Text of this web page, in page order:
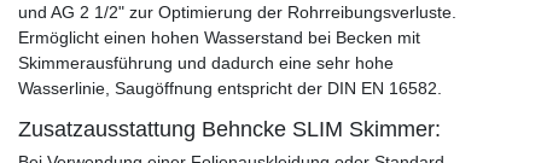
und AG 2 1/2" zur Optimierung der Rohrreibungsverluste.
Ermöglicht einen hohen Wasserstand bei Becken mit
Skimmerausführung und dadurch eine sehr hohe
Wasserlinie, Saugöffnung entspricht der DIN EN 16582.
Zusatzausstattung Behncke SLIM Skimmer: